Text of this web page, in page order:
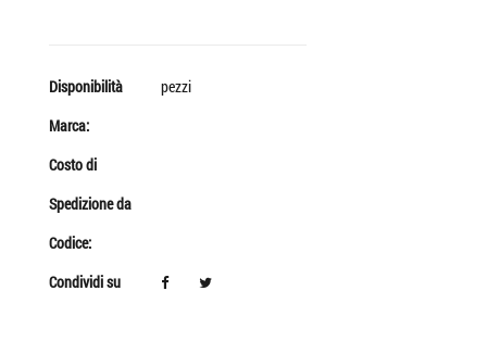
Disponibilità
pezzi
Marca:
Costo di
Spedizione da
Codice:
Condividi su